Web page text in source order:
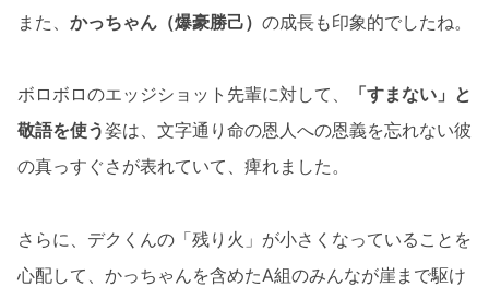
また、 かっちゃん（爆豪勝己） の成長も印象的でしたね。
ボロボロのエッジショット先輩に対して、
「すまない」と
敬語を使う姿は、文字通り命の恩人への恩義を忘れない彼
の真っすぐさが表れていて、痺れました。
さらに、デクくんの「残り火」が小さくなっていることを
心配して、かっちゃんを含めたA組のみんなが崖まで駆け